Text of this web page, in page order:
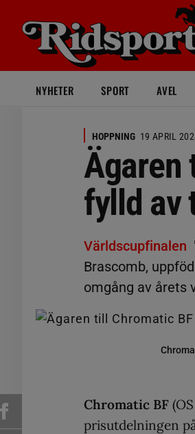
NYHETER SPORT AVEL
HOPPNING 19 APRIL
Ägaren
fylld av
Världscupfinalen
Brascomb,
omgång av årets
Chromatic BF
prisutdelningen